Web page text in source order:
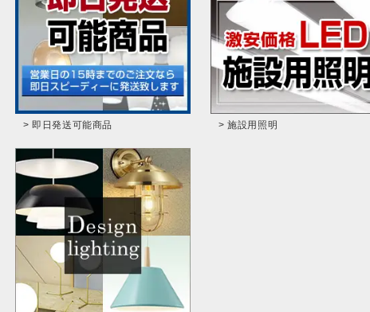
> 即日発送可能商品 > 施設用照明